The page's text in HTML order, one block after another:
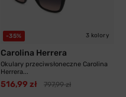
-35% 3 kolory
Carolina Herrera
Okulary przeciwsłoneczne Carolina
Herrera...
516,99 zł 797,99 zł